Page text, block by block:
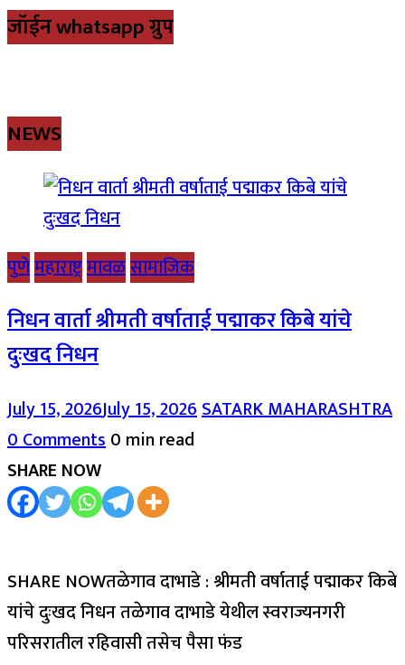
जॉईन whatsapp ग्रुप
NEWS
पुणेमहाराष्ट्रमावळसामाजिक
निधन वार्ता श्रीमती वर्षाताई पद्माकर किबे यांचे
दुःखद निधन
July 15, 2026July 15, 2026SATARK MAHARASHTRA
0 Comments0 min read
SHARE NOW
SHARE NOWतळेगाव दाभाडे : श्रीमती वर्षाताई पद्माकर किबे
यांचे दुःखद निधन तळेगाव दाभाडे येथील स्वराज्यनगरी
परिसरातील रहिवासी तसेच पैसा फंड